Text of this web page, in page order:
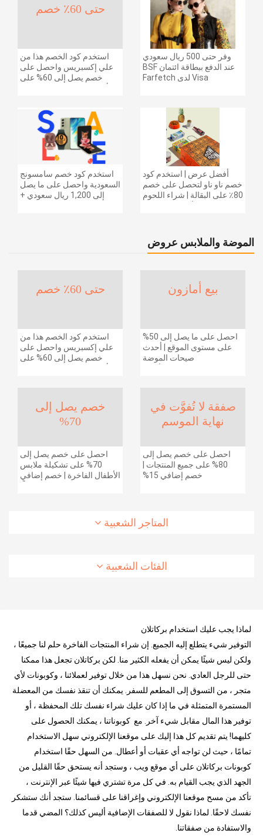
حتى 60٪ خصم
استخدم كود الخصم هذا من
علي إكسبريس واحصل على
خصم يصل إلى 60% على
بقيمة 155 دولارًا أمريكيًا على
الطلبات التي تزيد قيمتها عن
1425 ريالًا سعوديًا | شحن مج
وفر حتى 500 ريال سعودي
عند الدفع ببطاقة ائتمان BSF
Visa لدى Farfetch
استخدم كود خصم سامسونج
السعودية واحصل على ما يصل
إلى 1,200 ريال سعودي +
أفضل عرض | استخدم كود
خصم ناو ناو لتحصل على خصم
80٪ على البقالة | شراء اللحوم
الموضة والملابس عروض
حتى 60٪ خصم
استخدم كود الخصم هذا من
علي إكسبريس واحصل على
خصم يصل إلى 60% على
الطلبات التي تزيد قيمتها عن
1425 ريالًا سعوديًا | شحن مج
بيع أمازون
احصل على ما يصل إلى 50%
على مستوى الموقع | أحدث
صيحات الموضة
خصم يصل إلى
70%
احصل على خصم يصل إلى
70% على تشكيلة ملابس
الأطفال الفاخرة | خصم إضافي
صفقة لا تُفوَّت في
نهاية الموسم
احصل على خصم يصل إلى
80% على جميع المنتجات |
خصم إضافي 15%
المتاجر الشعبية
الفئات الشعبية
لماذا يجب عليك استخدام بركاتلان
التوفير شيء يتطلع إليه الجميع. إن شراء المنتجات الفاخرة حلم لنا جميعًا ،
ولكن ليس شيئًا يمكن أن يفعله الكثير منا. لكن بركاتلان تجعل هذا ممكنا
حتى للرجل العادي. نحن نسهل هذا من خلال توفير لعملائنا ، وكوبونات لأي
متجر ، من التسوق إلى المطعم للسفر. يمكنك أن تنقذ نفسك من المعضلة
المستمرة المتمثلة في ما إذا كان عليك شراء نفسك تلك المحفظة ، أو
توفير هذا المال مقابل شيء آخر. مع كوبوناتنا ، يمكنك الحصول على
كليهما! يتم تقديم كل هذا إليك على موقعنا الإلكتروني سهل الاستخدام
تمامًا ، حيث لن تواجه أي عقبات أو أعطال. من السهل حقًا استخدام
كوبونات بركاتلان على أي موقع ويب ، وستجد أنه يستحق حقًا القليل من
الجهد الذي يجب القيام به. في كل مرة تشتري فيها شيئًا عبر الإنترنت ،
تأكد من مسح موقعنا الإلكتروني وإغراقنا على قسائمنا. ستجد أنك ستشكر
نفسك لاحقًا. لماذا نقول لا للصفقات الإضافية أليس كذلك؟ المضي قدما
والاستفادة من صفقاتنا.